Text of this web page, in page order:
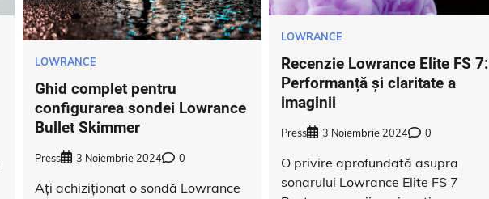
LOWRANCE
Ghid complet pentru
configurarea sondei Lowrance
Bullet Skimmer
Press 3 Noiembrie 2024 0
Ați achiziționat o sondă Lowrance
LOWRANCE
Recenzie Lowrance Elite FS 7:
Performanță și claritate a
imaginii
Press 3 Noiembrie 2024 0
O privire aprofundată asupra
sonarului Lowrance Elite FS 7